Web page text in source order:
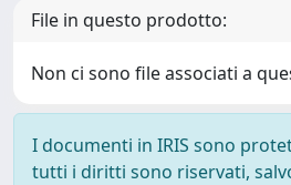
File in questo prodotto:
Non ci sono file associati a
I documenti in IRIS sono
tutti i diritti sono riservati,